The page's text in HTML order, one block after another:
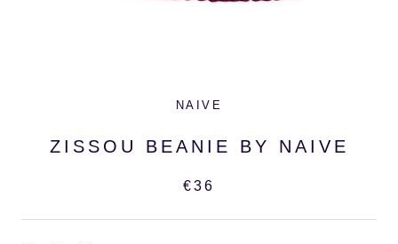
NAIVE
ZISSOU BEANIE BY NAIVE
€36